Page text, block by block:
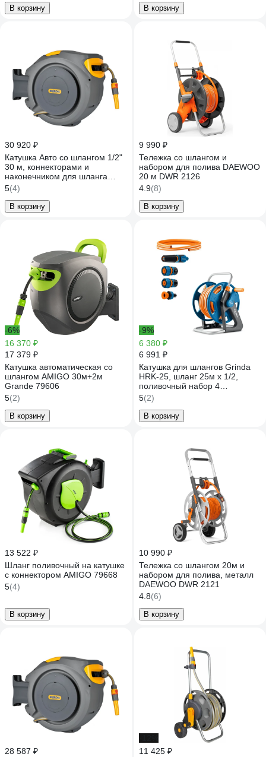
В корзину В корзину
30 920 ₽
Катушка Авто со шлангом 1/2"
30 м, коннекторами и
наконечником для шланга
Hozelock 2403 2403 3600
5(4)
В корзину
9 990 ₽
Тележка со шлангом и
набором для полива DAEWOO
20 м DWR 2126
4.9(8)
В корзину
-6%
16 370 ₽
17 379 ₽
Катушка автоматическая со
шлангом AMIGO 30м+2м
Grande 79606
5(2)
В корзину
-9%
6 380 ₽
6 991 ₽
Катушка для шлангов Grinda
HRK-25, шланг 25м x 1/2,
поливочный набор 4
предмета, стальные опоры, со
шлангом в комплекте ProLine
428460
5(2)
В корзину
13 522 ₽
Шланг поливочный на катушке
с коннектором AMIGO 79668
5(4)
В корзину
10 990 ₽
Тележка со шлангом 20м и
набором для полива, металл
DAEWOO DWR 2121
4.8(6)
В корзину
28 587 ₽
11 425 ₽